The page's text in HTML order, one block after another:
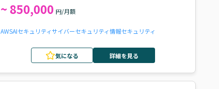
~ 850,000 円/月額
AWSAIセキュリティサイバーセキュリティ情報セキュリティ
気になる 詳細を見る